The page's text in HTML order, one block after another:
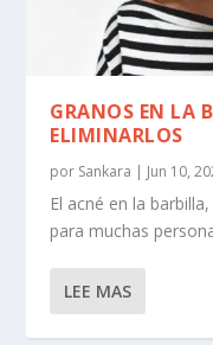
GRANOS EN LA
ELIMINARLOS
por Sankara | Jun 10,
El acné en la
para muchas
LEE MAS